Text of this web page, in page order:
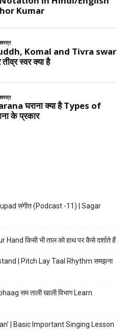
संगीत (Podcast -11) | Sagar
किसी भी ताल को हाथ पर कैसे दर्शाते हैं
| Pitch Lay Taal Rhythm समझना
सम ताली खाली विभाग Learn
| Basic Important Singing Lesson